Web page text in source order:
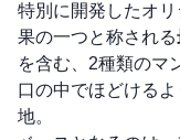
特別に開発したオ
果の一つと称される
を含む、2種類のマ
口の中でほどける
地。